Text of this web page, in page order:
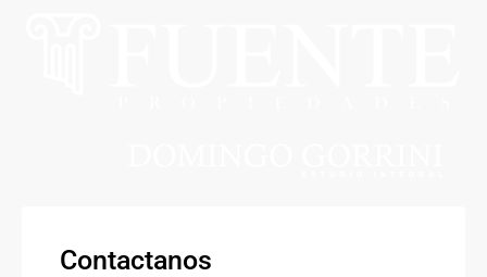
Contactanos